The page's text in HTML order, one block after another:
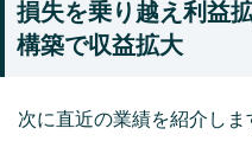
損失を乗り越え利益
構築で収益拡大
次に直近の業績を紹介しま